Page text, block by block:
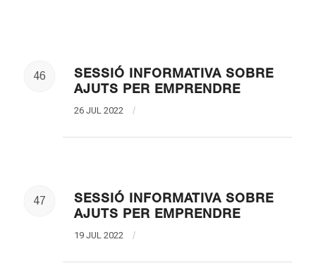
46
SESSIÓ INFORMATIVA SOBRE
AJUTS PER EMPRENDRE
26 JUL 2022 /
47
SESSIÓ INFORMATIVA SOBRE
AJUTS PER EMPRENDRE
19 JUL 2022 /